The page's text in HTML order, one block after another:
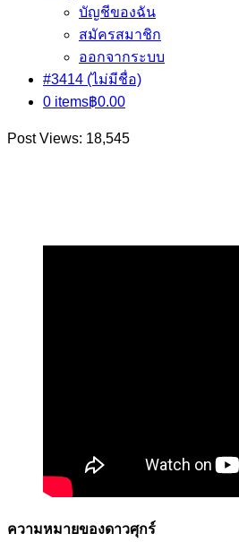
บัญชีของฉัน
สมัครสมาชิก
ออกจากระบบ
#3414 (ไม่มีชื่อ)
0 items฿0.00
Post Views: 18,545
ความหมายของดาวศุกร์